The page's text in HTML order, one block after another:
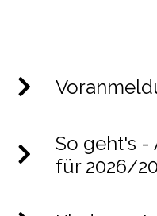
So geht's -
für 2026/